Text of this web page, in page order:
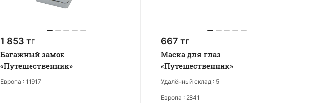
1 853 тг
Багажный замок
«Путешественник»
Европа : 11917
667 тг
Маска для глаз
«Путешественник»
Удалённый склад : 5
Европа : 2841